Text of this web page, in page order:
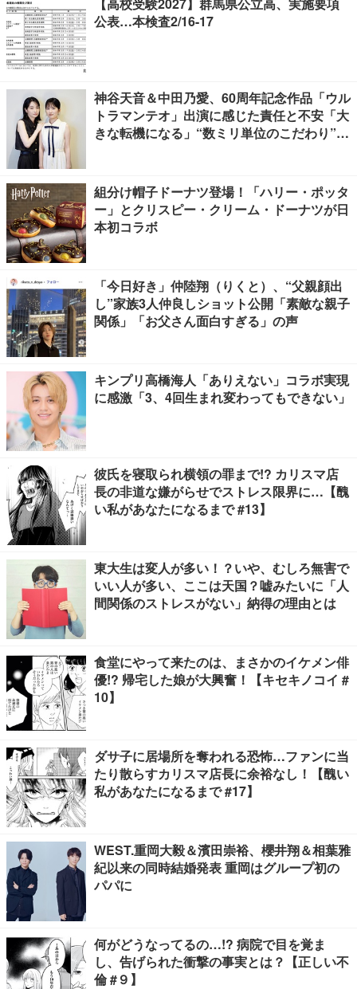
公表…本検査2/16-17
神谷天音＆中田乃愛、60周年記念作品「ウル
トラマンテオ」出演に感じた責任と不安「大
きな転機になる」“数ミリ単位のこだわり”特
組分け帽子ドーナツ登場！「ハリー・ポッタ
ー」とクリスピー・クリーム・ドーナツが日
本初コラボ
「今日好き」仲陸翔（りくと）、“父親顔出
し”家族3人仲良しショット公開「素敵な親子
関係」「お父さん面白すぎる」の声
キンプリ高橋海人「ありえない」コラボ実現
に感激「3、4回生まれ変わってもできない」
彼氏を寝取られ横領の罪まで!? カリスマ店
長の非道な嫌がらせでストレス限界に…【醜
い私があなたになるまで #13】
東大生は変人が多い！？いや、むしろ無害で
いい人が多い、ここは天国？嘘みたいに「人
間関係のストレスがない」納得の理由とは
食堂にやって来たのは、まさかのイケメン俳
優!? 帰宅した娘が大興奮！【キセキノコイ #
10】
ダサ子に居場所を奪われる恐怖…ファンに当
たり散らすカリスマ店長に余裕なし！【醜い
私があなたになるまで #17】
WEST.重岡大毅＆濱田崇裕、櫻井翔＆相葉雅
紀以来の同時結婚発表 重岡はグループ初の
パパに
何がどうなってるの…!? 病院で目を覚ま
し、告げられた衝撃の事実とは？【正しい不
倫 #９】